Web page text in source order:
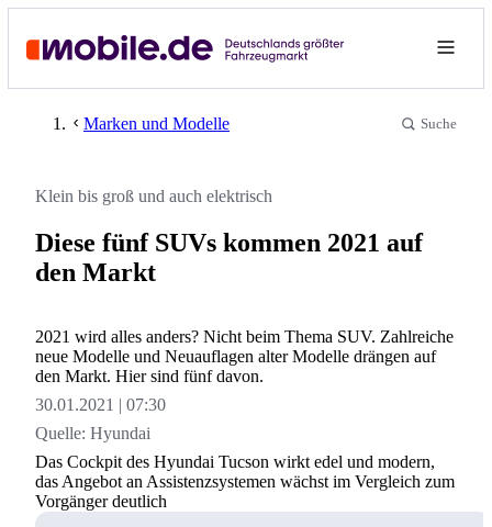
Marken und Modelle Suche
Klein bis groß und auch elektrisch
Diese fünf SUVs kommen 2021 auf
den Markt
2021 wird alles anders? Nicht beim Thema SUV. Zahlreiche
neue Modelle und Neuauflagen alter Modelle drängen auf
den Markt. Hier sind fünf davon.
30.01.2021
07:30
Quelle: Hyundai
Das Cockpit des Hyundai Tucson wirkt edel und modern,
das Angebot an Assistenzsystemen wächst im Vergleich zum
Vorgänger deutlich